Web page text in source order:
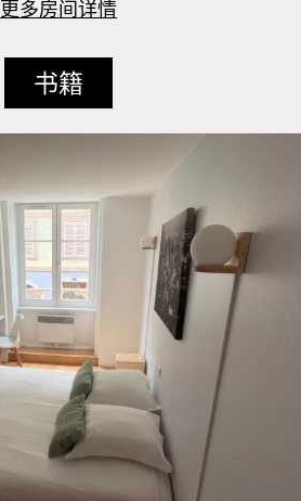
更多房间详情
书籍